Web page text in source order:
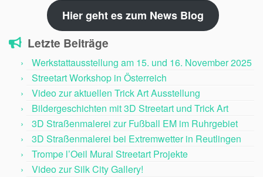
Hier geht es zum News Blog
Letzte Beiträge
Werkstattausstellung am 15. und 16. November 2025
Streetart Workshop in Österreich
Video zur aktuellen Trick Art Ausstellung
Bildergeschichten mit 3D Streetart und Trick Art
3D Straßenmalerei zur Fußball EM im Ruhrgebiet
3D Straßenmalerei bei Extremwetter in Reutlingen
Trompe l’Oeil Mural Streetart Projekte
Video zur Silk City Gallery!